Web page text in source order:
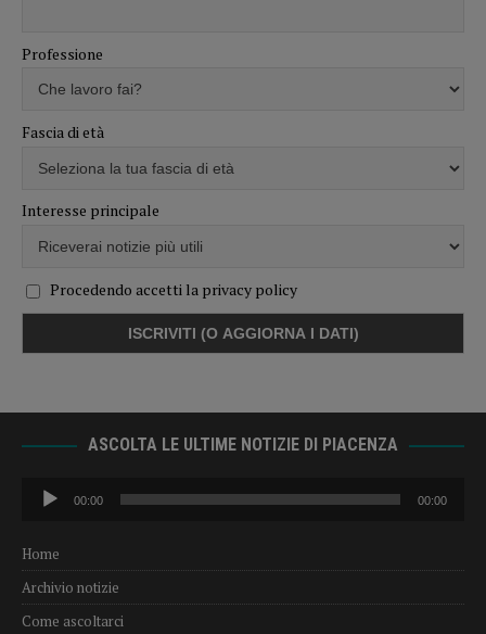
Professione
Fascia di età
Interesse principale
Procedendo accetti la privacy policy
ASCOLTA LE ULTIME NOTIZIE DI PIACENZA
Audio
Player
00:00 00:00
Home
Archivio notizie
Come ascoltarci